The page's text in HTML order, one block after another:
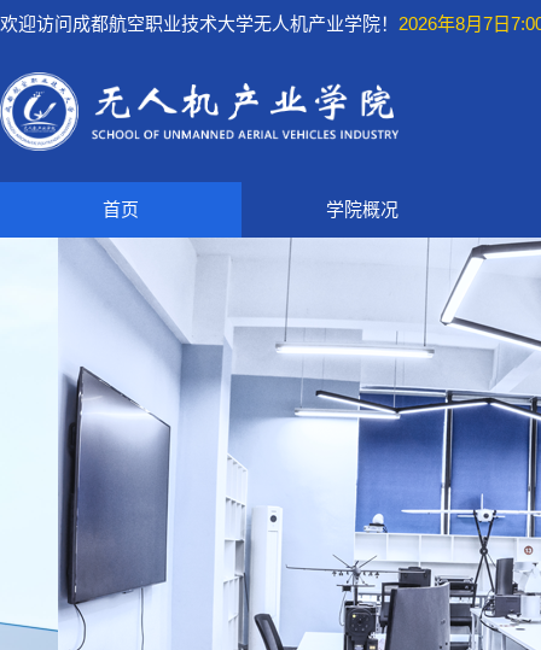
欢迎访问成都航空职业技术大学无人机产业学院！ 2026年8月7日
首页 学院概况